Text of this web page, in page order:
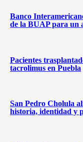
Banco
de la BUAP para un
Pacientes
tacrolimus en Puebla
San Pedro Cholula
historia, identidad y